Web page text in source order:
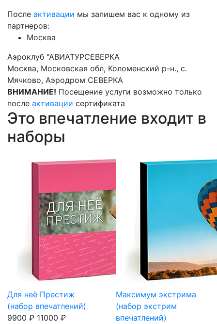
После активации мы запишем вас к одному из
партнеров:
Москва
Аэроклуб "АВИАТУРСЕВЕРКА
Москва, Московская обл, Коломенский р-н., с.
Мячково, Аэродром СЕВЕРКА
ВНИМАНИЕ! Посещение услуги возможно только
после активации сертификата
Это впечатление входит в
наборы
Для неё Престиж
(набор впечатлений)
9900 ₽ 11000 ₽
Максимум экстрима
(набор экстрим
впечатлений)